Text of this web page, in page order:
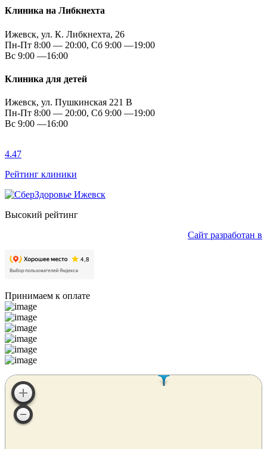
Клиника на Либкнехта
Ижевск, ул. К. Либкнехта, 26
Пн-Пт 8:00 — 20:00, Сб 9:00 —19:00
Вс 9:00 —16:00
Клиника для детей
Ижевск, ул. Пушкинская 221 В
Пн-Пт 8:00 — 20:00, Сб 9:00 —19:00
Вс 9:00 —16:00
4.47
Рейтинг клиники
Высокий рейтинг
Сайт разработан в
Принимаем к оплате